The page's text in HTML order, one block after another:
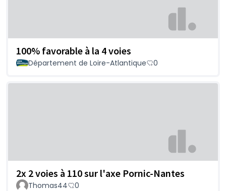
100% favorable à la 4 voies
Département de Loire-Atlantique 0
2x 2 voies à 110 sur l'axe Pornic-Nantes
Thomas44 0